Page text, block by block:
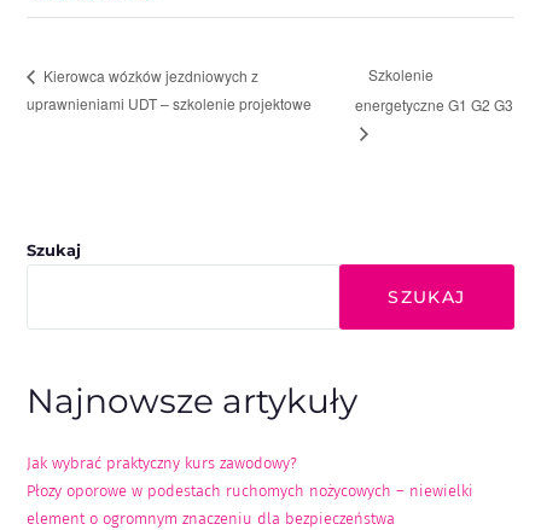
Kierowca wózków jezdniowych z
uprawnieniami UDT – szkolenie projektowe
Szkolenie
energetyczne G1 G2 G3
Szukaj
SZUKAJ
Najnowsze artykuły
Jak wybrać praktyczny kurs zawodowy?
Płozy oporowe w podestach ruchomych nożycowych – niewielki
element o ogromnym znaczeniu dla bezpieczeństwa